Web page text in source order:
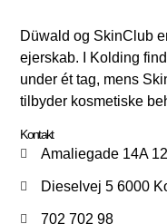
Düwald og SkinClub
ejerskab. I Kolding
under ét tag, mens
tilbyder kosmetiske
Kontakt
Amaliegade 14A
Dieselvej 5 6000
702 702 98